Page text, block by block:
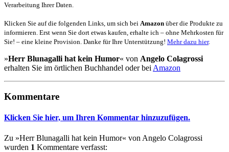
Verarbeitung Ihrer Daten.
Klicken Sie auf die folgenden Links, um sich bei Amazon über die Produkte zu
informieren. Erst wenn Sie dort etwas kaufen, erhalte ich – ohne Mehrkosten für
Sie! – eine kleine Provision. Danke für Ihre Unterstützung! Mehr dazu hier.
»Herr Blunagalli hat kein Humor« von Angelo Colagrossi
erhalten Sie im örtlichen Buchhandel oder bei Amazon
Kommentare
Klicken Sie hier, um Ihren Kommentar hinzuzufügen.
Zu »Herr Blunagalli hat kein Humor« von Angelo Colagrossi
wurden 1 Kommentare verfasst: